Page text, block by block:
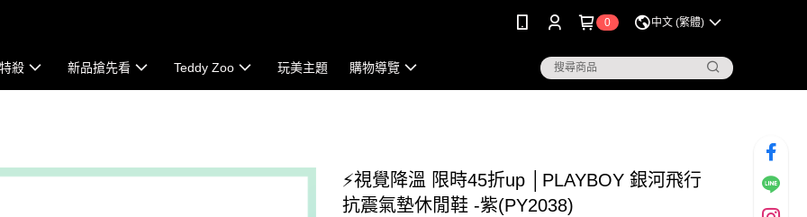
0 中文 (繁體)
殺 新品搶先看 Teddy Zoo 玩美主題 購物導覽
⚡視覺降溫 限時45折up │PLAYBOY 銀河飛行
抗震氣墊休閒鞋 -紫(PY2038)